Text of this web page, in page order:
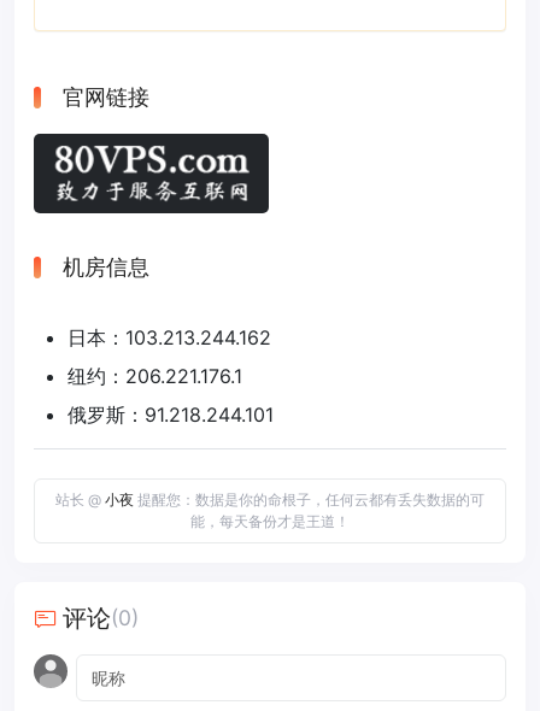
官网链接
机房信息
日本：103.213.244.162
纽约：206.221.176.1
俄罗斯：91.218.244.101
站长 @ 小夜 提醒您：数据是你的命根子，任何云都有丢失数据的可
能，每天备份才是王道！
评论(0)